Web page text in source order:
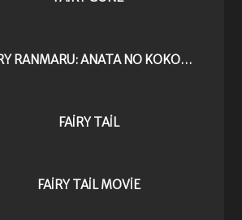
FAIRY RANMARU: ANATA NO KOKORO OTASUKE SHIMASU
FAIRY TAIL
FAIRY TAIL MOVIE